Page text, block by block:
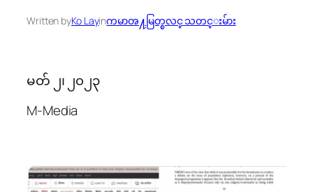
Written byKo Layinကမာၻ႔မြတ္စလင္ သတင္းမ်ား
မတ် ၂၊ ၂၀၂၃
M-Media